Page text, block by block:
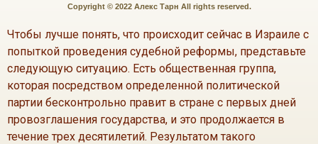
Copyright © 2022 Алекс Тарн All rights reserved.
Чтобы лучше понять, что происходит сейчас в Израиле с
попыткой проведения судебной реформы, представьте
следующую ситуацию. Есть общественная группа,
которая посредством определенной политической
партии бесконтрольно правит в стране с первых дней
провозглашения государства, и это продолжается в
течение трех десятилетий. Результатом такого